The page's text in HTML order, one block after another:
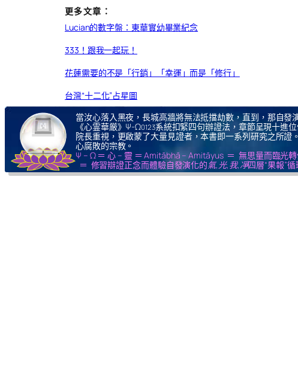
更多文章：
Lucian的數字盤：東華實幼畢業紀念
333！跟我一起玩！
花蓮需要的不是「行銷」「幸運」而是「修行」
台灣“十二化”占星圖
當汝心落入黑夜，長城高牆將無法抵擋劫數，直到，那自
《心霊華厳》Ψ-Ω0123系統扣緊四句辦證法，章節呈現十進
院長重視，更啟蒙了大量見證者，本書即一系列研究之所
心腐敗的宗教。
Ψ – Ω ＝ 心 – 靈 ＝ Amitābhā – Amitāyus ＝ 無思量而臨光
＝ 修習辯證正念而體驗自發演化的氣,光,我,凈四層“果報”